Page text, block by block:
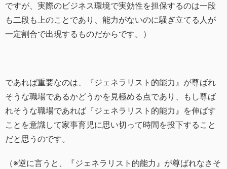
ですが、実際のビジネス環境で実効性を担保するのは一段
も二段も上のことであり、能力がないのに騒ぎ立てる人が
一定割合で出現するものだからです。）
であれば重要なのは、『ジェネラリスト的能力』が尊ばれ
そうな職場であるかどうかを見極める点であり、もし尊ば
れそうな職場であれば『ジェネラリスト的能力』を伸ばす
ことを意識して家事育児に思い切って時間を投下すること
だと思うのです。
（※逆に言うと、『ジェネラリスト的能力』が尊ばれなさそ